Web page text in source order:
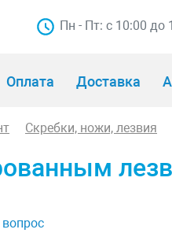
Пн - Пт: с 10:00 до
Оплата Доставка
Скребки, ножи, лезвия